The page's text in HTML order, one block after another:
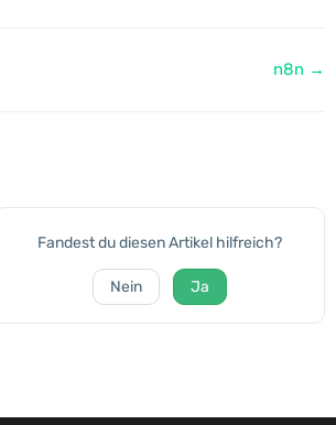
n8n →
Fandest du diesen Artikel hilfreich?
Nein Ja